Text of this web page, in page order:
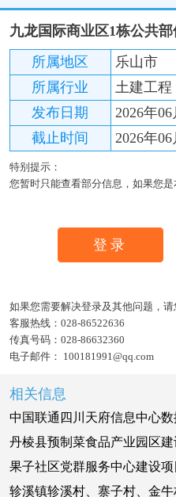
成都市 广元市 绵阳市 德
内江市
乐山市 自贡市 泸
达州市
资阳市 眉山市 雅
九龙国际商业区1栋公共
所属地区
乐山市
所属行业
土建工程
发布日期
2026年06
截止时间
2026年06
特别提示：
您暂时只能查看部分信息，如果您
登录
如果您需要解决登录及其他问题，
客服热线： 028-86522636
传真号码： 028-86632360
电子邮件： 100181991@qq.com
相关信息
丹棱县预制菜食品产业园区
果子社区党群服务中心建设
轸溪镇轸溪村、寨子村、金